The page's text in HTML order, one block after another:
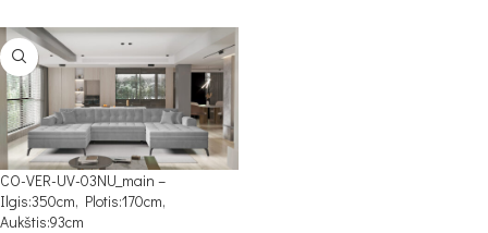
CO-VER-UV-03NU_main –
Ilgis:350cm, Plotis:170cm,
Aukštis:93cm